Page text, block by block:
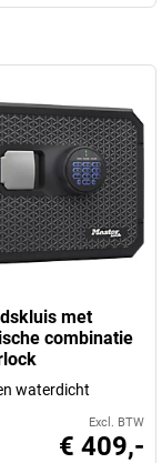
met
combinatie
waterdicht
Excl. BTW
€ 409,-